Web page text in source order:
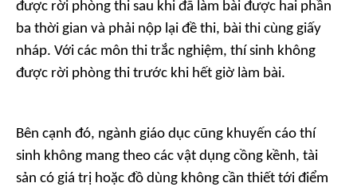
được rời phòng thi sau khi đã làm bài được hai phần
ba thời gian và phải nộp lại đề thi, bài thi cùng giấy
nháp. Với các môn thi trắc nghiệm, thí sinh không
được rời phòng thi trước khi hết giờ làm bài.
Bên cạnh đó, ngành giáo dục cũng khuyến cáo thí
sinh không mang theo các vật dụng cồng kềnh, tài
sản có giá trị hoặc đồ dùng không cần thiết tới điểm